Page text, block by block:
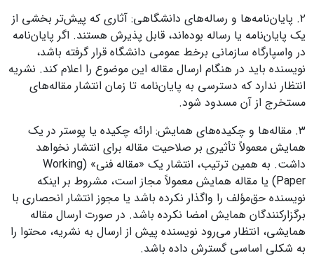
۲. پایان‌نامه‌ها و رساله‌های دانشگاهی: آثاری که پیش‌تر بخشی از
یک پایان‌نامه یا رساله بوده‌اند، قابل پذیرش هستند. اگر پایان‌نامه
در واسپارگاه سازمانی برخط عمومی دانشگاه قرار گرفته باشد،
نویسنده باید در هنگام ارسال مقاله این موضوع را اعلام کند. نشریه
انتظار ندارد که دسترسی به پایان‌نامه تا زمان انتشار مقاله‌های
مستخرج از آن مسدود شود.
۳. مقاله‌ها و چکیده‌های همایش: ارائه چکیده یا پوستر در یک
همایش معمولاً تأثیری بر صلاحیت مقاله برای انتشار نخواهد
داشت. به همین ترتیب، انتشار یک «مقاله فنی» (Working
Paper) یا مقاله همایش معمولاً مجاز است، مشروط بر اینکه
نویسنده حق‌مؤلف را واگذار نکرده باشد یا مجوز انتشار انحصاری با
برگزارکنندگان همایش امضا نکرده باشد. در صورت ارسال مقاله
همایشی، انتظار می‌رود نویسنده پیش از ارسال به نشریه، محتوا را
به شکلی اساسی گسترش داده باشد.